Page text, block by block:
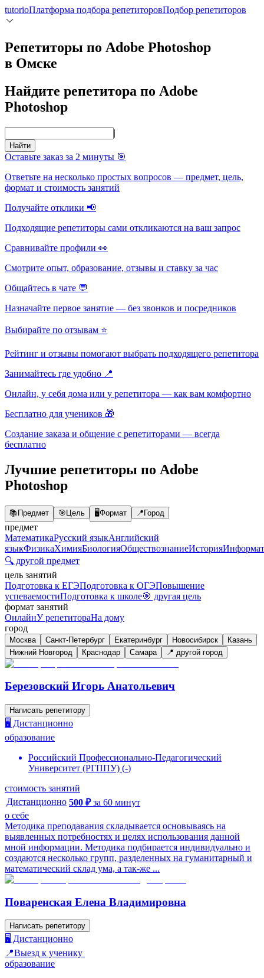
tutorioПлатформа подбора репетиторовПодбор репетиторов
Репетиторы по Adobe Photoshop
в Омске
Найдите репетитора по Adobe
Photoshop
|
Найти
Оставьте заказ за 2 минуты 🎯
Ответьте на несколько простых вопросов — предмет, цель,
формат и стоимость занятий
Получайте отклики 📢
Подходящие репетиторы сами откликаются на ваш запрос
Сравнивайте профили 👀
Смотрите опыт, образование, отзывы и ставку за час
Общайтесь в чате 💬
Назначайте первое занятие — без звонков и посредников
Выбирайте по отзывам ⭐
Рейтинг и отзывы помогают выбрать подходящего репетитора
Занимайтесь где удобно 📍
Онлайн, у себя дома или у репетитора — как вам комфортно
Бесплатно для учеников 🎁
Создание заказа и общение с репетиторами — всегда
бесплатно
Лучшие репетиторы по Adobe
Photoshop
📚Предмет 🎯Цель 🖥️Формат 📍Город
предмет
МатематикаРусский языкАнглийский
языкФизикаХимияБиологияОбществознаниеИстория
🔍 другой предмет
цель занятий
Подготовка к ЕГЭПодготовка к ОГЭПовышение
успеваемостиПодготовка к школе🎯 другая цель
формат занятий
ОнлайнУ репетитораНа дому
город
Москва Санкт-Петербург Екатеринбург Новосибирск
Казань
Нижний Новгород
Краснодар Самара 📍 другой город
Березовский Игорь Анатольевич
Написать репетитору
🖥️ Дистанционно
образование
Российский Профессионально-Педагогический
Университет (РГППУ) (-)
стоимость занятий
Дистанционно 500 ₽ за 60 минут
о себе
Методика преподавания складывается основываясь на
выявленных потребностях и целях использования данной
мной информации. Методика подбирается индивидуально и
создаются несколько групп, разделенных на гуманитарный и
математический склад ума, а так-же ...
Поваренская Елена Владимировна
Написать репетитору
🖥️ Дистанционно
📍Выезд к ученику
образование